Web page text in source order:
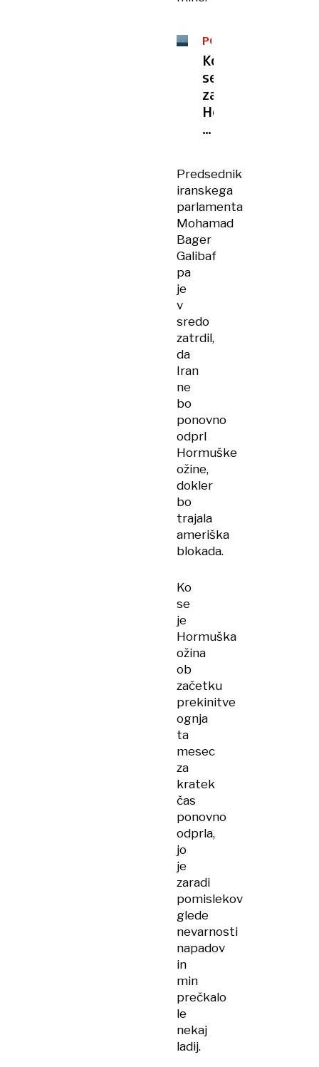
POJASNILO
Ko
se
zapre
Hormuška
ožina:
pomeni
za
nafto,
plin
in
druge
Predsednik
iranskega
parlamenta
Mohamad
Bager
Galibaf
pa
je
v
sredo
zatrdil,
da
Iran
ne
bo
ponovno
odprl
Hormuške
ožine,
dokler
bo
trajala
ameriška
blokada.
Ko
se
je
Hormuška
ožina
ob
začetku
prekinitve
ognja
ta
mesec
za
kratek
čas
ponovno
odprla,
jo
je
zaradi
pomislekov
glede
nevarnosti
napadov
in
min
prečkalo
le
nekaj
ladij.